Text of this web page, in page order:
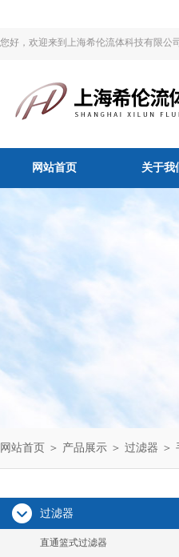
您好，欢迎来到上海希伦流体科技有限公
网站首页 关于我
网站首页 ＞ 产品展示 ＞ 过滤器 ＞
过滤器
直通篮式过滤器